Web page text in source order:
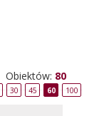
Obiektów: 80
30 45 60 100